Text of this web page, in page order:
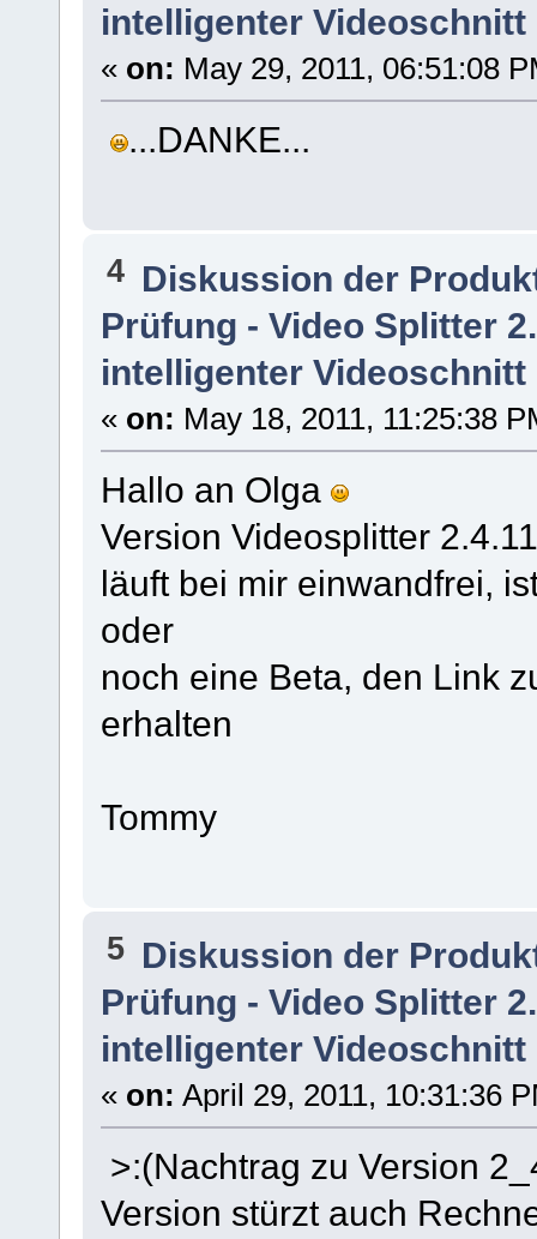
intelligenter Videoschnitt
« on: May 29, 2011, 06:51:08
...DANKE...
4 Diskussion der
Prüfung - Video Splitter
intelligenter Videoschnitt
« on: May 18, 2011, 11:25:38
Hallo an Olga
Version Videosplitter
läuft bei mir einwandfrei,
oder
noch eine Beta, den Link
erhalten
Tommy
5 Diskussion der
Prüfung - Video Splitter
intelligenter Videoschnitt
« on: April 29, 2011, 10:31:36
>:(Nachtrag zu Version
Version stürzt auch